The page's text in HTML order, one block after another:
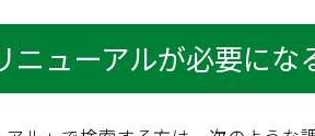
ニューアルが必要にな